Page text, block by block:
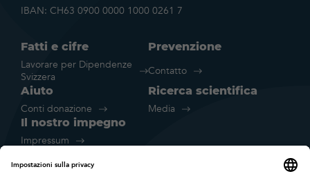
IBAN: CH63 0900 0000 1000 0261 7
Fatti e cifre
Lavorare per Dipendenze
Svizzera
Prevenzione
Contatto
Aiuto
Conti donazione
Ricerca scientifica
Media
Il nostro impegno
Impressum